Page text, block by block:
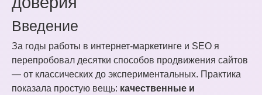
Введение
За годы работы в интернет-маркетинге и SEO я
перепробовал десятки способов продвижения сайтов
— от классических до экспериментальных. Практика
показала простую вещь: качественные и